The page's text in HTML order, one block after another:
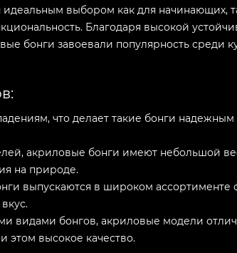
выбором как для начинающих,
Благодаря высокой
бонги завоевали популярность среди
что делает такие бонги
акриловые бонги имеют небольшой
на природе.
выпускаются в широком ассортименте
видами бонгов, акриловые модели
этом высокое качество.